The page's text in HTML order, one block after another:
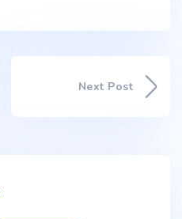
Next Post